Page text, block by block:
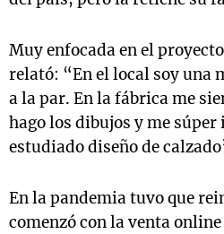
Muy enfocada en el
relató: “En el local soy una
a la par. En la fábrica me
hago los dibujos y me
estudiado diseño de
En la pandemia tuvo que
comenzó con la venta